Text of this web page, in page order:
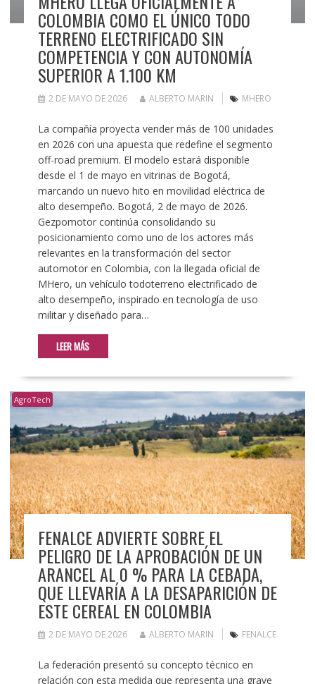
COLOMBIA COMO EL ÚNICO TODO
TERRENO ELECTRIFICADO SIN
COMPETENCIA Y CON AUTONOMÍA
SUPERIOR A 1.100 KM
2 DE MAYO DE 2026 ALBERTO MARIN MHERO
La compañía proyecta vender más de 100 unidades
en 2026 con una apuesta que redefine el segmento
off-road premium. El modelo estará disponible
desde el 1 de mayo en vitrinas de Bogotá,
marcando un nuevo hito en movilidad eléctrica de
alto desempeño. Bogotá, 2 de mayo de 2026.
Gezpomotor continúa consolidando su
posicionamiento como uno de los actores más
relevantes en la transformación del sector
automotor en Colombia, con la llegada oficial de
MHero, un vehículo todoterreno electrificado de
alto desempeño, inspirado en tecnología de uso
militar y diseñado para…
LEER MÁS
AgroTech
FENALCE ADVIERTE SOBRE EL
PELIGRO DE LA APROBACIÓN DE UN
ARANCEL AL 0 % PARA LA CEBADA,
QUE LLEVARÍA A LA DESAPARICIÓN DE
ESTE CEREAL EN COLOMBIA
2 DE MAYO DE 2026 ALBERTO MARIN FENALCE
La federación presentó su concepto técnico en
relación con esta medida que representa una grave